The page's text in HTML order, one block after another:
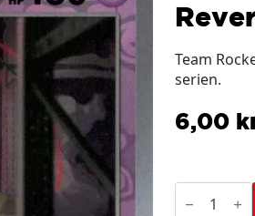
Team
serien.
6,00
Team
Rocket's